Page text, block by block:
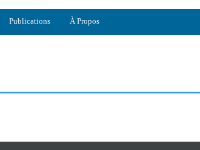
Publications À Propos